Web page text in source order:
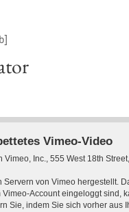
Vimeo-Video
Inc., 555 West 18th
Ser­vern von Vimeo her­ge­stellt.
Ac­count ein­ge­loggt sind,
Sie, indem Sie sich vor­her aus